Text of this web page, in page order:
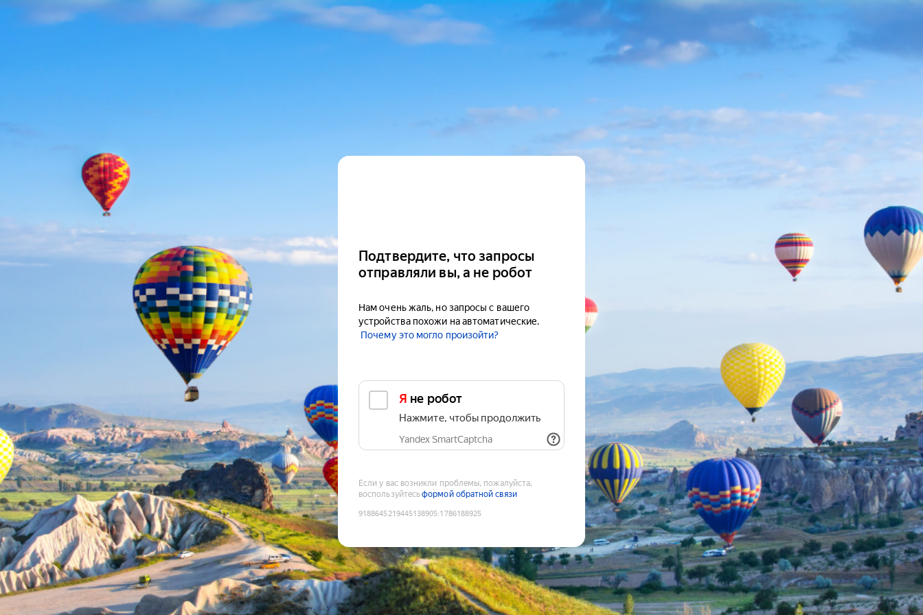
Подтвердите, что запросы
отправляли вы, а не робот
Нам очень жаль, но запросы с вашего
устройства похожи на автоматические.
Почему это могло произойти?
Я не робот
Нажмите, чтобы продолжить
Yandex SmartCaptcha
Если у вас возникли проблемы, пожалуйста,
воспользуйтесьформой обратной связи
9188645219445138905:1786188925